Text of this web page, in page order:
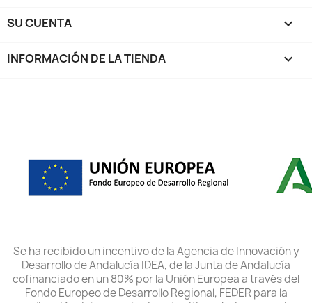
SU CUENTA 
INFORMACIÓN DE LA TIENDA keyboard_arrow_down
Se ha recibido un incentivo de la Agencia de Innovación y
Desarrollo de Andalucía IDEA, de la Junta de Andalucía
cofinanciado en un 80% por la Unión Europea a través del
Fondo Europeo de Desarrollo Regional, FEDER para la